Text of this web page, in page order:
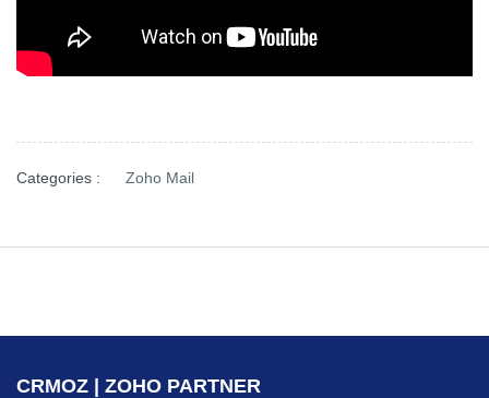
Categories : Zoho Mail
CRMOZ | ZOHO PARTNER